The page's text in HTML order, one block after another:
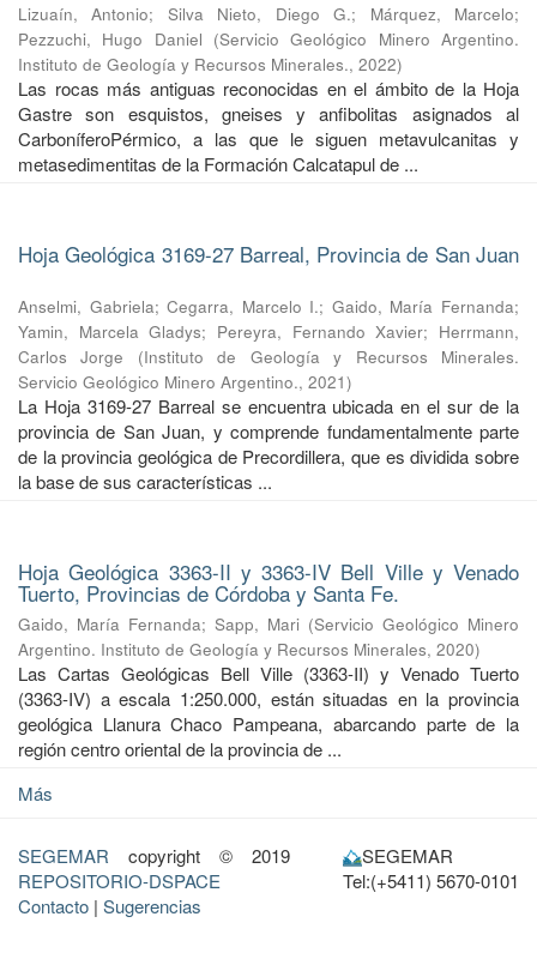
Lizuaín, Antonio; Silva Nieto, Diego G.; Márquez, Marcelo;
Pezzuchi, Hugo Daniel (Servicio Geológico Minero Argentino.
Instituto de Geología y Recursos Minerales., 2022)
Las rocas más antiguas reconocidas en el ámbito de la Hoja
Gastre son esquistos, gneises y anfibolitas asignados al
CarboníferoPérmico, a las que le siguen metavulcanitas y
metasedimentitas de la Formación Calcatapul de ...
Hoja Geológica 3169-27 Barreal, Provincia de San Juan
Anselmi, Gabriela;Cegarra, Marcelo I.; Gaido, María Fernanda;
Yamin, Marcela Gladys; Pereyra, Fernando Xavier; Herrmann,
Carlos Jorge
(Instituto de Geología y Recursos Minerales.
Servicio Geológico Minero Argentino., 2021)
La Hoja 3169-27 Barreal se encuentra ubicada en el sur de la
provincia de San Juan, y comprende fundamentalmente parte
de la provincia geológica de Precordillera, que es dividida sobre
la base de sus características ...
Hoja Geológica 3363-II y 3363-IV Bell Ville y Venado
Tuerto, Provincias de Córdoba y Santa Fe.
Gaido, María Fernanda; Sapp, Mari (Servicio Geológico Minero
Argentino. Instituto de Geología y Recursos Minerales, 2020)
Las Cartas Geológicas Bell Ville (3363-II) y Venado Tuerto
(3363-IV) a escala 1:250.000, están situadas en la provincia
geológica Llanura Chaco Pampeana, abarcando parte de la
región centro oriental de la provincia de ...
Más
SEGEMAR copyright © 2019
REPOSITORIO-DSPACE
Contacto | Sugerencias
SEGEMAR
Tel:(+5411) 5670-0101